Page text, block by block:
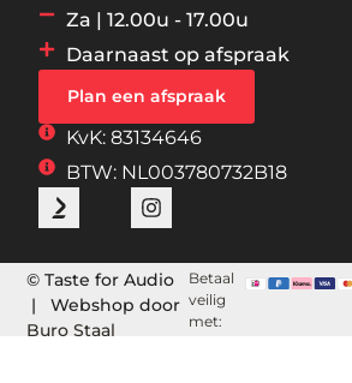
Za | 12.00u - 17.00u
Daarnaast op afspraak
Plan een afspraak
KvK: 83134646
BTW: NL003780732B18
© Taste for Audio
| Webshop door
Buro Staal
Betaal
veilig
met: